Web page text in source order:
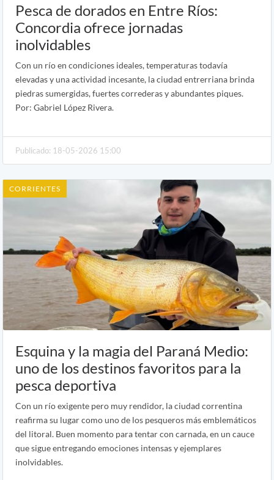
Pesca de dorados en Entre Ríos:
Concordia ofrece jornadas
inolvidables
Con un río en condiciones ideales, temperaturas todavía
elevadas y una actividad incesante, la ciudad entrerriana brinda
piedras sumergidas, fuertes correderas y abundantes piques.
Por: Gabriel López Rivera.
Publicado: 18-05-2026 15:00
CORRIENTES
Esquina y la magia del Paraná Medio:
uno de los destinos favoritos para la
pesca deportiva
Con un río exigente pero muy rendidor, la ciudad correntina
reafirma su lugar como uno de los pesqueros más emblemáticos
del litoral. Buen momento para tentar con carnada, en un cauce
que sigue entregando emociones intensas y ejemplares
inolvidables.